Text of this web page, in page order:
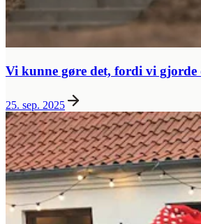
Vi kunne gøre det, fordi vi gjorde
25. sep. 2025